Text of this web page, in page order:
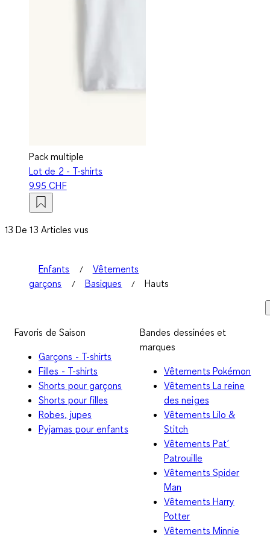
Pack multiple
Lot de 2 - T-shirts
9.95 CHF
13 De 13 Articles vus
Enfants
Vêtements
garçons
Basiques Hauts
Favoris de Saison
Garçons - T-shirts
Filles - T-shirts
Shorts pour garçons
Shorts pour filles
Robes, jupes
Pyjamas pour enfants
Bandes dessinées et
marques
Vêtements Pokémon
Vêtements La reine
des neiges
Vêtements Lilo &
Stitch
Vêtements Pat´
Patrouille
Vêtements Spider
Man
Vêtements Harry
Potter
Vêtements Minnie